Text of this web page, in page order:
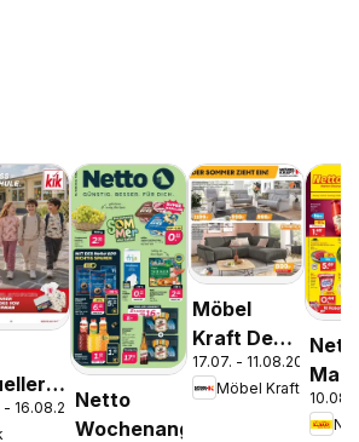
- 16.08.2026Netto
Wochenangebote
Möbel
Kraft Der
Sommer
zieht ein!
17.07. - 11.08.2026
Möbel Kraft
10.08.